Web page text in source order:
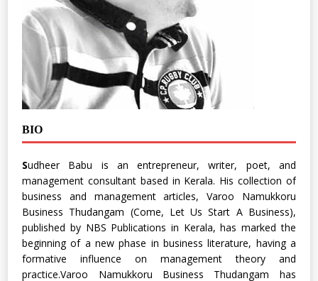
BIO
Sudheer Babu is an entrepreneur, writer, poet, and
management consultant based in Kerala. His collection of
business and management articles, Varoo Namukkoru
Business Thudangam (Come, Let Us Start A Business),
published by NBS Publications in Kerala, has marked the
beginning of a new phase in business literature, having a
formative influence on management theory and
practice.Varoo Namukkoru Business Thudangam has